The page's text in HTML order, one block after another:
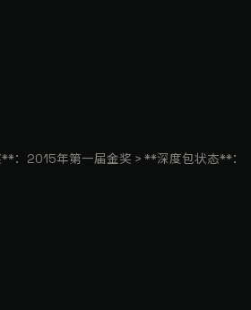
：2015年第一届金奖 > **深度包状态**：